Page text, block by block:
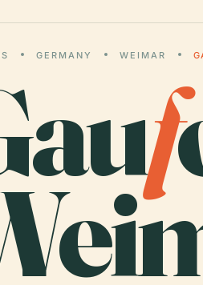
GERMANY WEIMAR
f